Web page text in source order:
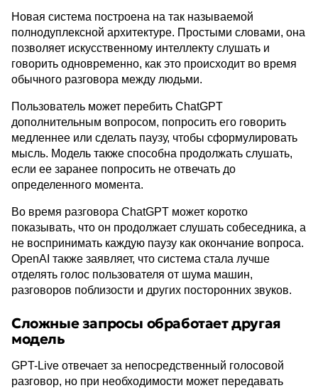
Новая система построена на так называемой
полнодуплексной архитектуре. Простыми словами, она
позволяет искусственному интеллекту слушать и
говорить одновременно, как это происходит во время
обычного разговора между людьми.
Пользователь может перебить ChatGPT
дополнительным вопросом, попросить его говорить
медленнее или сделать паузу, чтобы сформулировать
мысль. Модель также способна продолжать слушать,
если ее заранее попросить не отвечать до
определенного момента.
Во время разговора ChatGPT может коротко
показывать, что он продолжает слушать собеседника, а
не воспринимать каждую паузу как окончание вопроса.
OpenAI также заявляет, что система стала лучше
отделять голос пользователя от шума машин,
разговоров поблизости и других посторонних звуков.
Сложные запросы обработает другая
модель
GPT-Live отвечает за непосредственный голосовой
разговор, но при необходимости может передавать